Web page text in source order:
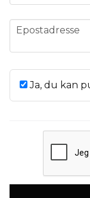
email
Epostadresse
Ja, du kan